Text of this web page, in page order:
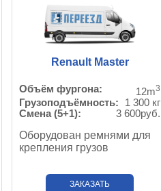
Renault Master
Объём фургона: 12m3
Грузоподъёмность:
1 300 кг
Смена (5+1):
3 600руб.
Оборудован ремнями для
крепления грузов
ЗАКАЗАТЬ